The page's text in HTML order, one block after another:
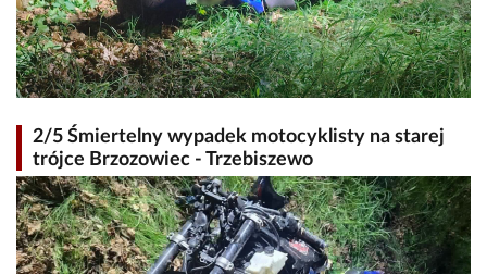
2/5 Śmiertelny wypadek motocyklisty na starej
trójce Brzozowiec - Trzebiszewo